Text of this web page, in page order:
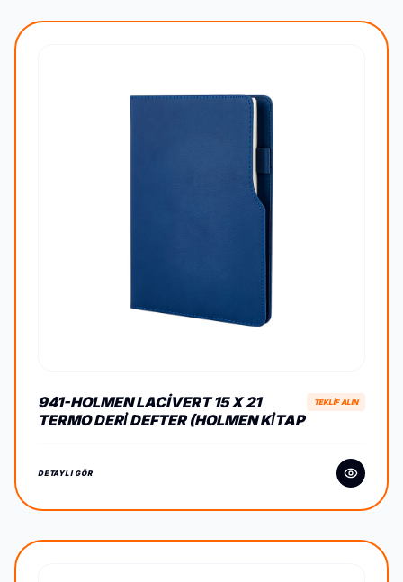
941-HOLMEN LACIVERT 15 X 21
TERMO DERİ DEFTER (HOLMEN KİTAP
TEKLİF ALIN
DETAYLI GÖR